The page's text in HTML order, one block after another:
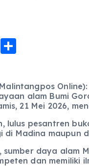
E
realam Bumi
21 Mei 2026,
lulus pesantren
Madina maupun
sumber daya alam
dan memiliki